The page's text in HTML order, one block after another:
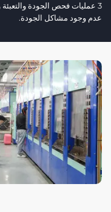
3 عمليات فحص الجودة
عدم وجود مشاكل الجودة.